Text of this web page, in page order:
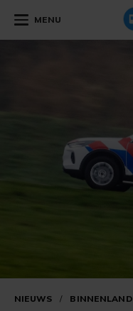
MENU
NIEUWS / BINNENLAND